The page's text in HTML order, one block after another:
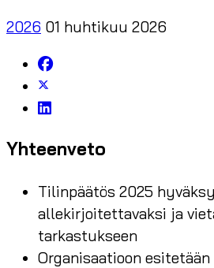
2026 01 huhtikuu 2026
Yhteenveto
Tilinpäätös 2025
allekirjoitettavaksi ja
tarkastukseen
Organisaatioon